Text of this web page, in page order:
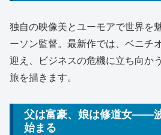
独自の映像美とユーモアで世界を
ーソン監督。最新作では、ベニチ
迎え、ビジネスの危機に立ち向か
旅を描きます。
父は富豪、娘は修道女――
始まる